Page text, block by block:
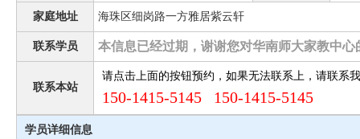
家庭地址 海珠区细岗路一方雅居紫云轩
联系学员 本信息已经过期，谢谢您对华南师大家教中心
联系本站
请点击上面的按钮预约，如果无法联系上，请联系
150-1415-5145 150-1415-5145
学员详细信息